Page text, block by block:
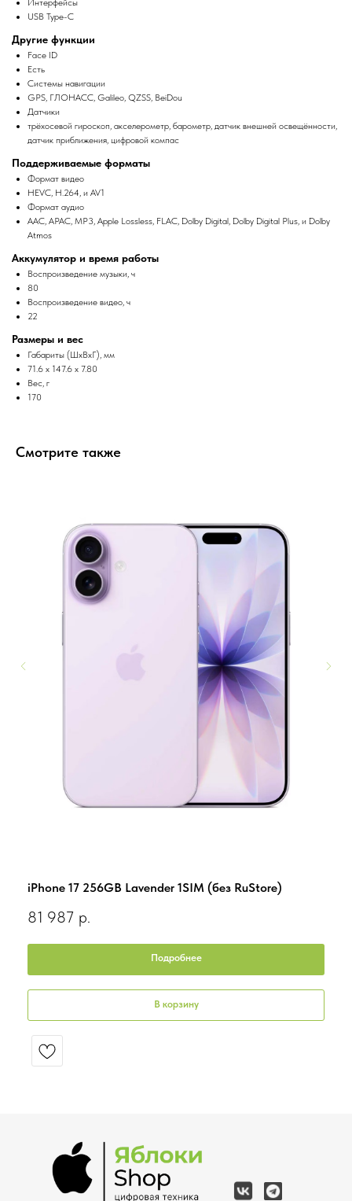
Интерфейсы
USB Type-C
Другие функции
Face ID
Есть
Системы навигации
GPS, ГЛОНАСС, Galileo, QZSS, BeiDou
Датчики
трёхосевой гироскоп, акселерометр, барометр, датчик внешней освещённости,
датчик приближения, цифровой компас
Поддерживаемые форматы
Формат видео
HEVC, H.264, и AV1
Формат аудио
AAC, APAC, MP3, Apple Lossless, FLAC, Dolby Digital, Dolby Digital Plus, и Dolby
Atmos
Аккумулятор и время работы
Воспроизведение музыки, ч
80
Воспроизведение видео, ч
22
Размеры и вес
Габариты (ШxВxГ), мм
71.6 x 147.6 x 7.80
Вес, г
170
Смотрите также
iPhone 17 256GB Lavender 1SIM (без RuStore)
81 987 р.
Подробнее
В корзину